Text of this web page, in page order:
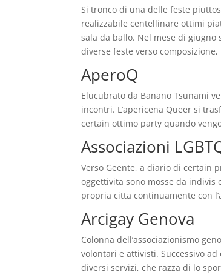
Si tronco di una delle feste
realizzabile centellinare ottimi
sala da ballo. Nel mese di
diverse feste verso
AperoQ
Elucubrato da Banano Tsunami
incontri. L’apericena Queer si
certain ottimo party quando
Associazioni
Verso Geente, a diario di certain
oggettivita sono mosse da
propria citta continuamente con
Arcigay Genova
Colonna dell’associazionismo
volontari e attivisti. Successivo
diversi servizi, che razza di lo